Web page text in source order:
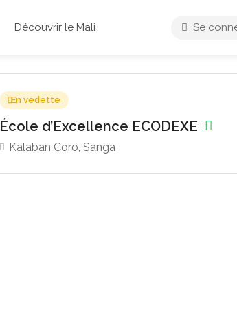
Découvrir le Mali Se
En vedette
École d’Excellence ECODEXE
Kalaban Coro, Sanga